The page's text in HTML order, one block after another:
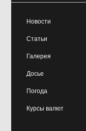
Новости
Статьи
Галерея
Досье
Погода
Курсы валют